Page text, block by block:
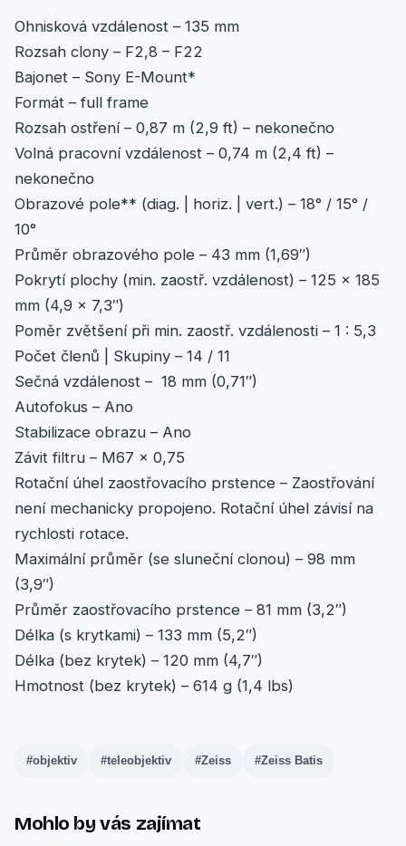
Ohnisková vzdálenost – 135 mm
Rozsah clony – F2,8 – F22
Bajonet – Sony E-Mount*
Formát – full frame
Rozsah ostření – 0,87 m (2,9 ft) – nekonečno
Volná pracovní vzdálenost – 0,74 m (2,4 ft) –
nekonečno
Obrazové pole** (diag. | horiz. | vert.) – 18° / 15° /
10°
Průměr obrazového pole – 43 mm (1,69″)
Pokrytí plochy (min. zaostř. vzdálenost) – 125 x 185
mm (4,9 x 7,3″)
Poměr zvětšení při min. zaostř. vzdálenosti – 1 : 5,3
Počet členů | Skupiny – 14 / 11
Sečná vzdálenost – 18 mm (0,71″)
Autofokus – Ano
Stabilizace obrazu – Ano
Závit filtru – M67 x 0,75
Rotační úhel zaostřovacího prstence – Zaostřování
není mechanicky propojeno. Rotační úhel závisí na
rychlosti rotace.
Maximální průměr (se sluneční clonou) – 98 mm
(3,9″)
Průměr zaostřovacího prstence – 81 mm (3,2″)
Délka (s krytkami) – 133 mm (5,2″)
Délka (bez krytek) – 120 mm (4,7″)
Hmotnost (bez krytek) – 614 g (1,4 lbs)
#objektiv #teleobjektiv #Zeiss #Zeiss Batis
Mohlo by vás zajímat